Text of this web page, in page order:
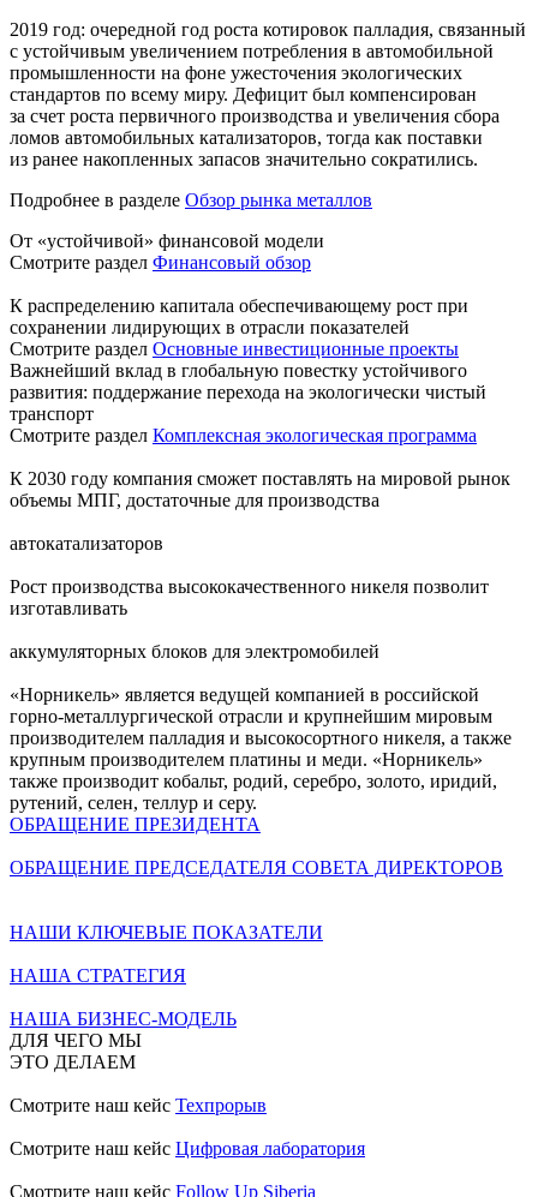
2019 год: очередной год роста котировок палладия, связанный
с устойчивым увеличением потребления в автомобильной
промышленности на фоне ужесточения экологических
стандартов по всему миру. Дефицит был компенсирован
за счет роста первичного производства и увеличения сбора
ломов автомобильных катализаторов, тогда как поставки
из ранее накопленных запасов значительно сократились.
Подробнее в разделе Обзор рынка металлов
От «устойчивой» финансовой модели
Смотрите раздел Финансовый обзор
К распределению капитала обеспечивающему рост при
сохранении лидирующих в отрасли показателей
Смотрите раздел Основные инвестиционные проекты
Важнейший вклад в глобальную повестку устойчивого
развития: поддержание перехода на экологически чистый
транспорт
Смотрите раздел Комплексная экологическая программа
К 2030 году компания сможет поставлять на мировой рынок
объемы МПГ, достаточные для производства
автокатализаторов
Рост производства высококачественного никеля позволит
изготавливать
аккумуляторных блоков для электромобилей
«Норникель» является ведущей компанией в российской
горно-металлургической отрасли и крупнейшим мировым
производителем палладия и высокосортного никеля, а также
крупным производителем платины и меди. «Норникель»
также производит кобальт, родий, серебро, золото, иридий,
рутений, селен, теллур и серу.
ОБРАЩЕНИЕ ПРЕЗИДЕНТА
ОБРАЩЕНИЕ ПРЕДСЕДАТЕЛЯ СОВЕТА ДИРЕКТОРОВ
НАШИ КЛЮЧЕВЫЕ ПОКАЗАТЕЛИ
НАША СТРАТЕГИЯ
НАША БИЗНЕС-МОДЕЛЬ
ДЛЯ ЧЕГО МЫ
ЭТО ДЕЛАЕМ
Смотрите наш кейс Техпрорыв
Смотрите наш кейс Цифровая лаборатория
Смотрите наш кейс Follow Up Siberia